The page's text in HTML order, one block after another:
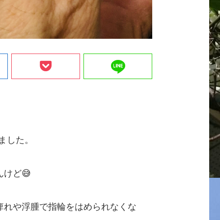
line
した。
けど😅
や浮腫で指輪をはめられなくな